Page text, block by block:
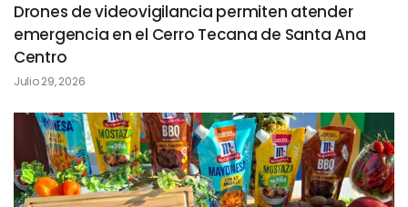
Drones de videovigilancia permiten atender
emergencia en el Cerro Tecana de Santa Ana
Centro
Julio 29, 2026